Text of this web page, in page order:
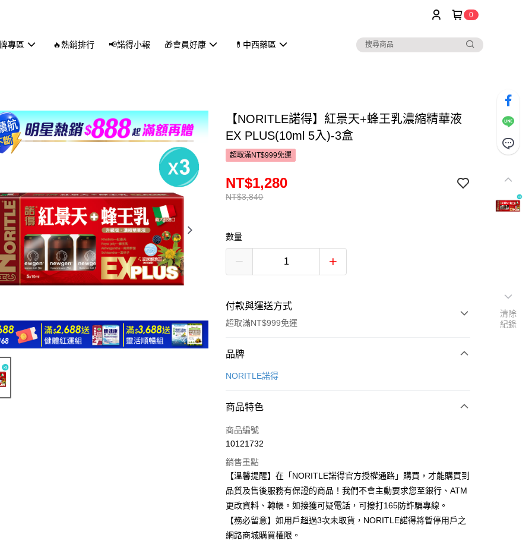
0
專區 🔥熱銷排行 📢諾得小報 🎁會員好康 💊中西藥區
【NORITLE諾得】紅景天+蜂王乳濃縮精華液
EX PLUS(10ml 5入)-3盒
超取滿NT$999免運
NT$3,840
NT$1,280
數量
付款與運送方式
超取滿NT$999免運
付款方式
信用卡一次付款
Apple Pay
悠遊付
ATM付款
運送方式
品牌
NORITLE諾得
商品特色
商品編號
10121732
銷售重點
【溫馨提醒】在「NORITLE諾得官方授權通路」購買，才能購買到
品質及售後服務有保證的商品！我們不會主動要求您至銀行、ATM
更改資料、轉帳。如接獲可疑電話，可撥打165防詐騙專線。
【務必留意】如用戶超過3次未取貨，NORITLE諾得將暫停用戶之
網路商城購買權限。
清除
紀錄